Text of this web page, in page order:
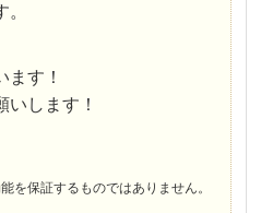
ます！
いします！
を保証するものではありません。